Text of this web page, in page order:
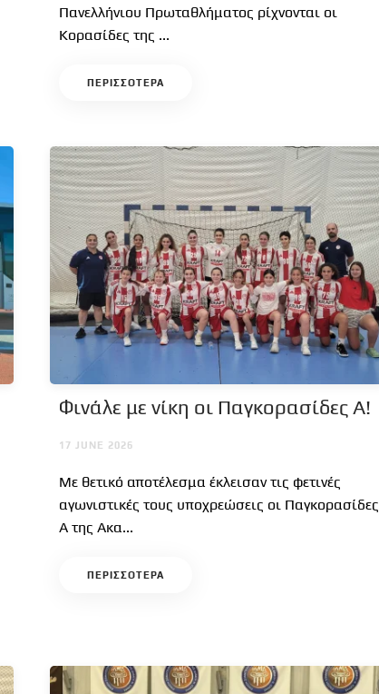
Πανελλήνιου Πρωταθλήματος ρίχνονται οι
Κορασίδες της ...
ΠΕΡΙΣΣΟΤΕΡΑ
Φινάλε με νίκη οι Παγκορασίδες Α!
17 JUNE 2026
Με θετικό αποτέλεσμα έκλεισαν τις φετινές
αγωνιστικές τους υποχρεώσεις οι Παγκορασίδες
Α της Ακα...
ΠΕΡΙΣΣΟΤΕΡΑ